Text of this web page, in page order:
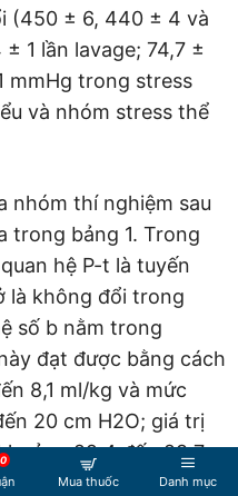
(450 ± 6, 440 ± 4 và
1 lần lavage; 74,7 ±
mmHg trong stress
và nhóm stress thể
nhóm thí nghiệm sau
trong bảng 1. Trong
hệ P-t là tuyến
là không đổi trong
số b nằm trong
đạt được bằng cách
8,1 ml/kg và mức
20 cm H2O; giá trị
22,4 đến 28,7
thể tích thấp, mối
0
Mua thuốc Danh mục